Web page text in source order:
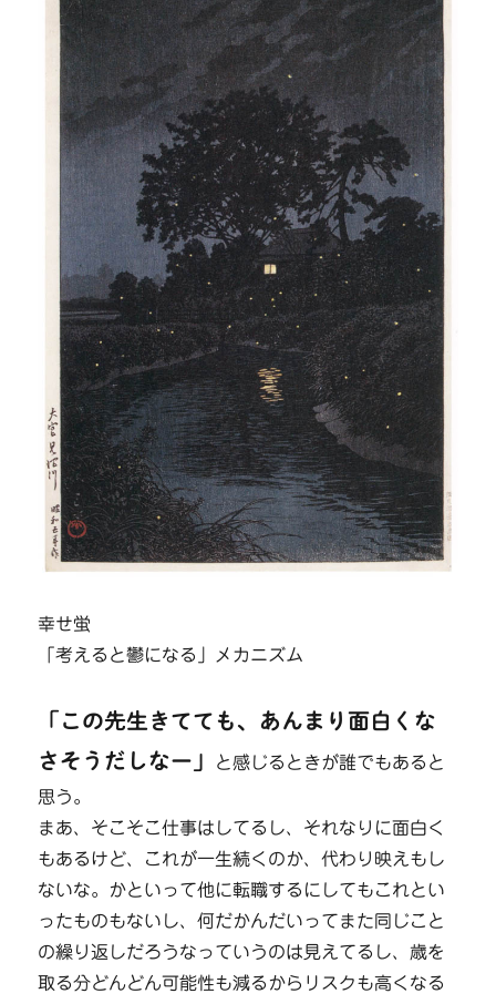
幸せ蛍
「考えると鬱になる」メカニズム
「この先生きてても、あんまり面白くな
さそうだしなー」
と感じるときが誰でもあると
思う。
まあ、そこそこ仕事はしてるし、それなりに面白く
もあるけど、これが一生続くのか、代わり映えもし
ないな。かといって他に転職するにしてもこれとい
ったものもないし、何だかんだいってまた同じこと
の繰り返しだろうなっていうのは見えてるし、歳を
取る分どんどん可能性も減るからリスクも高くなる